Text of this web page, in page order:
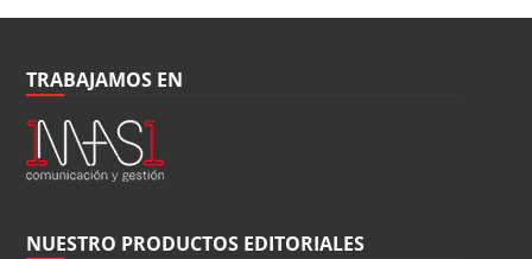
TRABAJAMOS EN
NUESTRO PRODUCTOS EDITORIALES